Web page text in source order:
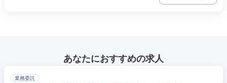
あなたにおすすめの求人
業務委託